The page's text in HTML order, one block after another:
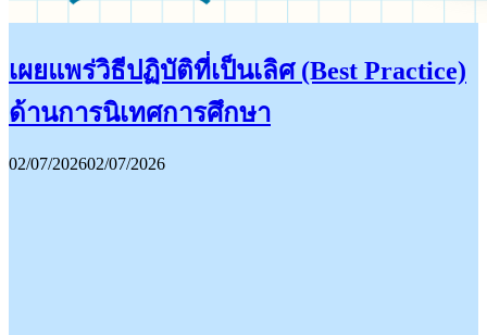
เผยแพร่วิธีปฏิบัติที่เป็นเลิศ (Best Practice)
ด้านการนิเทศการศึกษา
02/07/202602/07/2026